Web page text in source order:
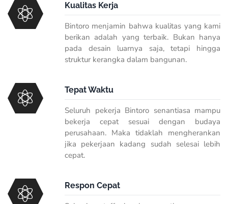
Kualitas Kerja
Bintoro menjamin bahwa kualitas yang kami
berikan adalah yang terbaik. Bukan hanya
pada desain luarnya saja, tetapi hingga
struktur kerangka dalam bangunan.
Tepat Waktu
Seluruh pekerja Bintoro senantiasa mampu
bekerja cepat sesuai dengan budaya
perusahaan. Maka tidaklah mengherankan
jika pekerjaan kadang sudah selesai lebih
cepat.
Respon Cepat